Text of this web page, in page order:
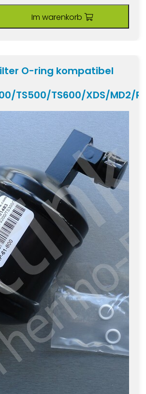
Im warenkorb
O-ring kompatibel
TS500/TS600/XDS/MD2/